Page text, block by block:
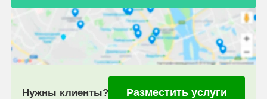
Нужны клиенты? Разместить услуги